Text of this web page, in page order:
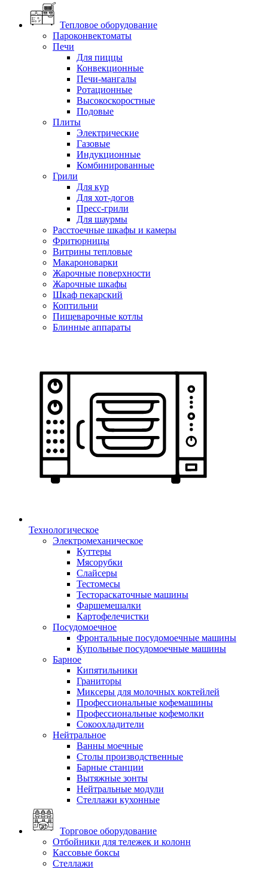
Тепловое оборудование
Пароконвектоматы
Печи
Для пиццы
Конвекционные
Печи-мангалы
Ротационные
Высокоскоростные
Подовые
Плиты
Электрические
Газовые
Индукционные
Комбинированные
Грили
Для кур
Для хот-догов
Пресс-грили
Для шаурмы
Расстоечные шкафы и камеры
Фритюрницы
Витрины тепловые
Макароноварки
Жарочные поверхности
Жарочные шкафы
Шкаф пекарский
Коптильни
Пищеварочные котлы
Блинные аппараты
Технологическое
Электромеханическое
Куттеры
Мясорубки
Слайсеры
Тестомесы
Тестораскаточные машины
Фаршемешалки
Картофелечистки
Посудомоечное
Фронтальные посудомоечные машины
Купольные посудомоечные машины
Барное
Кипятильники
Граниторы
Миксеры для молочных коктейлей
Профессиональные кофемашины
Профессиональные кофемолки
Сокоохладители
Нейтральное
Ванны моечные
Столы производственные
Барные станции
Вытяжные зонты
Нейтральные модули
Стеллажи кухонные
Торговое оборудование
Отбойники для тележек и колонн
Кассовые боксы
Стеллажи